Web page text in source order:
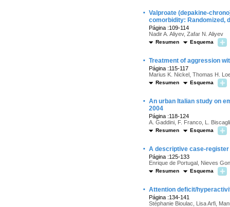
· Valproate (depakine-
comorbidity: Randomized,
Página :109-114
Nadir A. Aliyev, Zafar N. Aliyev
Resumen Esquema
· Treatment of aggression
Página :115-117
Marius K. Nickel, Thomas H.
Resumen Esquema
· An urban Italian study on
2004
Página :118-124
A. Gaddini, F. Franco, L.
Resumen Esquema
· A descriptive case-
Página :125-133
Enrique de Portugal, Nieves
Resumen Esquema
· Attention deficit/
Página :134-141
Stéphanie Bioulac, Lisa Arfi,